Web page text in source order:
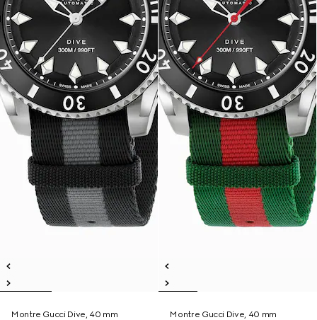
Montre Gucci Dive, 40 mm
Montre Gucci Dive, 40 mm